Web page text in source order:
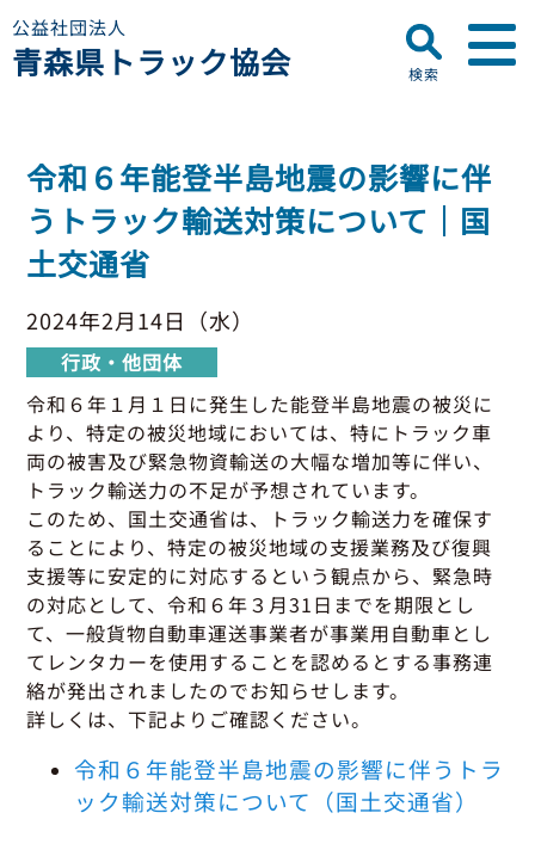
公益社団法人
青森県トラック協会
プロフィール
ディスクロージャー
会員名簿
お知らせ ▼
青森県トラック協会
行政・他団体
助成・補助金
適正化事業
セミナー・研修
適正化事業
適正化事業について
Gマーク制度について
巡回指導について
運行管理者・整備管理者
適正化だより
会員専用ページ ▼
初任運転者特別指導教育
グッドラーニング
運送申込・書面化アプリ
利用申し込み
活動報告・協会報
貸出用ビデオライブラリ
会員メール登録・会員情報変更
保有車両台数変更
一般の皆さまへ ▼
トラック輸送の役割
緑ナンバートラックとは
Gマークとは
引越安心マークとは
入会のご案内
プライバシーポリシー
お問い合わせ
検索
令和６年能登半島地震の影響に伴
うトラック輸送対策について｜国
土交通省
2024年2月14日（水）
行政・他団体
令和６年１月１日に発生した能登半島地震の被災に
より、特定の被災地域においては、特にトラック車
両の被害及び緊急物資輸送の大幅な増加等に伴い、
トラック輸送力の不足が予想されています。
このため、国土交通省は、トラック輸送力を確保す
ることにより、特定の被災地域の支援業務及び復興
支援等に安定的に対応するという観点から、緊急時
の対応として、令和６年３月31日までを期限とし
て、一般貨物自動車運送事業者が事業用自動車とし
てレンタカーを使用することを認めるとする事務連
絡が発出されましたのでお知らせします。
詳しくは、下記よりご確認ください。
令和６年能登半島地震の影響に伴うトラ
ック輸送対策について（国土交通省）